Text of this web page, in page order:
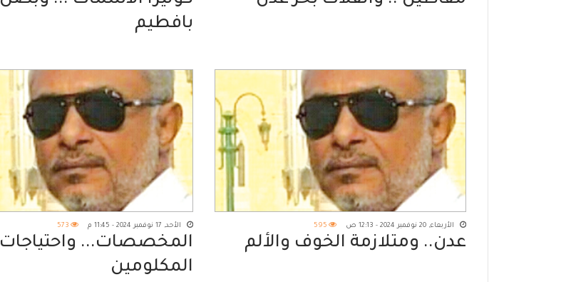
بافطيم
الأربعاء, 20 نوفمبر 2024 - 12:13 ص 595
عدن.. ومتلازمة الخوف والألم
الأحد, 17 نوفمبر 2024 - 11:45 م 573
المخصصات... واحتياجات
المكلومين